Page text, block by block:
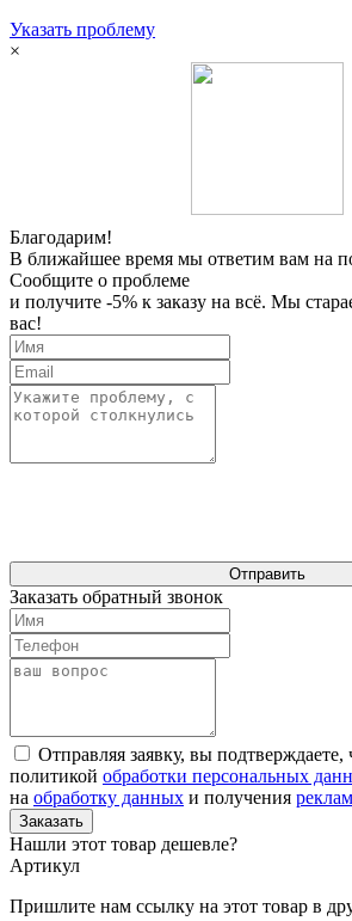
Указать проблему
×
Благодарим!
В ближайшее время мы ответим вам на
Сообщите о проблеме
и получите -5% к заказу на всё. Мы
вас!
Отправить
Заказать обратный звонок
Отправляя заявку, вы
политикой обработки персональных
на обработку данных и получения
Заказать
Нашли этот товар дешевле?
Артикул
Пришлите нам ссылку на этот товар в